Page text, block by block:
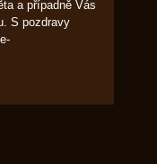
a případně Vás
S pozdravy